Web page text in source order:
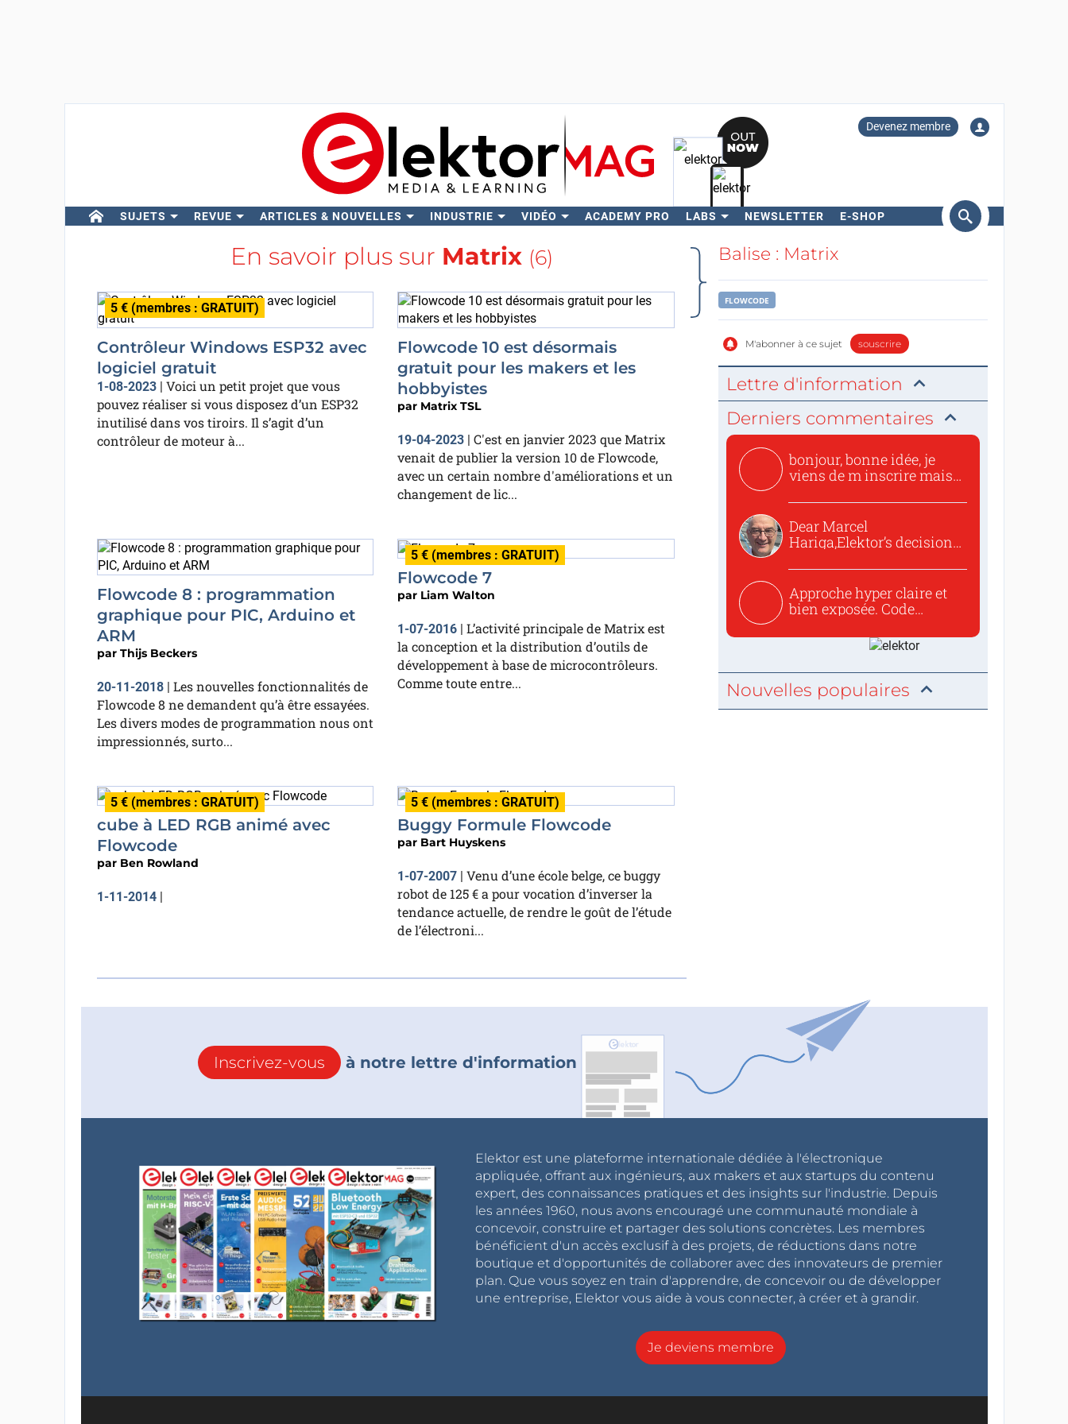
Devenez membre
SUJETS REVUE ARTICLES & NOUVELLES INDUSTRIE VIDÉO ACADEMY PRO LABS NEWSLETTER E-SHOP
Rechercher
En savoir plus sur Matrix (6)
5 € (membres : GRATUIT)
Contrôleur Windows ESP32 avec
logiciel gratuit
1-08-2023| Voici un petit projet que vous
pouvez réaliser si vous disposez d’un ESP32
inutilisé dans vos tiroirs. Il s’agit d’un
contrôleur de moteur à...
Flowcode 10 est désormais
gratuit pour les makers et les
hobbyistes
par Matrix TSL
19-04-2023 | C'est en janvier 2023 que Matrix
venait de publier la version 10 de Flowcode,
avec un certain nombre d'améliorations et un
changement de lic...
Flowcode 8 : programmation
graphique pour PIC, Arduino et
ARM
par Thijs Beckers
20-11-2018| Les nouvelles fonctionnalités de
Flowcode 8 ne demandent qu’à être essayées.
Les divers modes de programmation nous ont
impressionnés, surto...
5 € (membres : GRATUIT)
Flowcode 7
par Liam Walton
1-07-2016 | L’activité principale de Matrix est
la conception et la distribution d’outils de
développement à base de microcontrôleurs.
Comme toute entre...
5 € (membres : GRATUIT)
cube à LED RGB animé avec
Flowcode
par Ben Rowland
1-11-2014|
5 € (membres : GRATUIT)
Buggy Formule Flowcode
par Bart Huyskens
1-07-2007 | Venu d’une école belge, ce buggy
robot de 125 € a pour vocation d’inverser la
tendance actuelle, de rendre le goût de l’étude
de l’électroni...
Balise : Matrix
FLOWCODE
M'abonner à ce sujet souscrire
Lettre d'information
Derniers commentaires
bonjour, bonne idée, je
viens de m inscrire mais
Dear Marcel
Hariga,Elektor’s decision
Approche hyper claire et
bien exposée. Code
Nouvelles populaires
Inscrivez-vous à notre lettre d'information
Elektor est une plateforme internationale dédiée à l'électronique
appliquée, offrant aux ingénieurs, aux makers et aux startups du contenu
expert, des connaissances pratiques et des insights sur l'industrie. Depuis
les années 1960, nous avons encouragé une communauté mondiale à
concevoir, construire et partager des solutions concrètes. Les membres
bénéficient d'un accès exclusif à des projets, de réductions dans notre
boutique et d'opportunités de collaborer avec des innovateurs de premier
plan. Que vous soyez en train d'apprendre, de concevoir ou de développer
une entreprise, Elektor vous aide à vous connecter, à créer et à grandir.
Je deviens membre